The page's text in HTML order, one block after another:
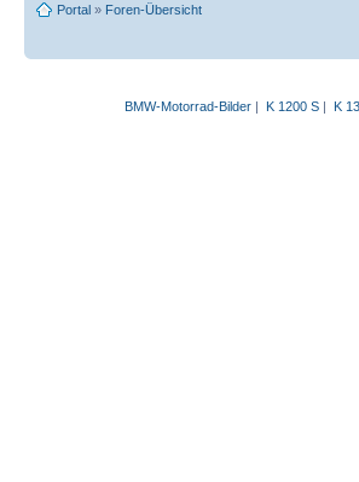
Portal » Foren-Übersicht
BMW-Motorrad-Bilder| K 1200 S| K